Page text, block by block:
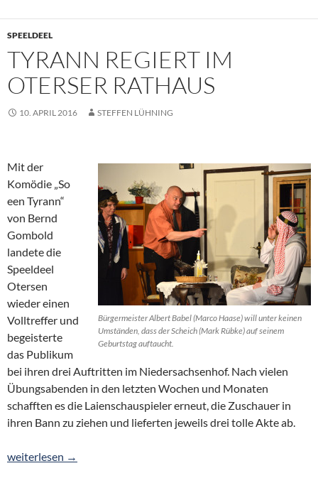
SPEELDEEL
TYRANN REGIERT IM
OTERSER RATHAUS
10. APRIL 2016 STEFFEN LÜHNING
Bürgermeister Albert Babel (Marco Haase) will unter keinen
Umständen, dass der Scheich (Mark Rübke) auf seinem
Geburtstag auftaucht.
Mit der
Komödie „So
een Tyrann“
von Bernd
Gombold
landete die
Speeldeel
Otersen
wieder einen
Volltreffer und
begeisterte
das Publikum
bei ihren drei Auftritten im Niedersachsenhof. Nach vielen
Übungsabenden in den letzten Wochen und Monaten
schafften es die Laienschauspieler erneut, die Zuschauer in
ihren Bann zu ziehen und lieferten jeweils drei tolle Akte ab.
Tyrann regiert im Oterser Rathaus
weiterlesen →